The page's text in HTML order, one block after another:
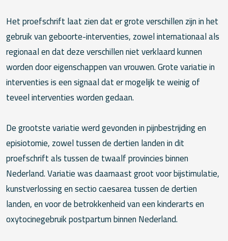
Het proefschrift laat zien dat er grote verschillen zijn in het
gebruik van geboorte-interventies, zowel internationaal als
regionaal en dat deze verschillen niet verklaard kunnen
worden door eigenschappen van vrouwen. Grote variatie in
interventies is een signaal dat er mogelijk te weinig of
teveel interventies worden gedaan.
De grootste variatie werd gevonden in pijnbestrijding en
episiotomie, zowel tussen de dertien landen in dit
proefschrift als tussen de twaalf provincies binnen
Nederland. Variatie was daarnaast groot voor bijstimulatie,
kunstverlossing en sectio caesarea tussen de dertien
landen, en voor de betrokkenheid van een kinderarts en
oxytocinegebruik postpartum binnen Nederland.